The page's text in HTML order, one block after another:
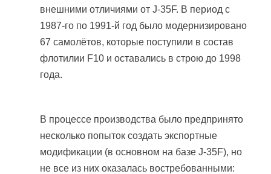
внешними отличиями от J-35F. В период с
1987-го по 1991-й год было модернизировано
67 самолётов, которые поступили в состав
флотилии F10 и оставались в строю до 1998
года.
В процессе производства было предпринято
несколько попыток создать экспортные
модификации (в основном на базе J-35F), но
не все из них оказалась востребованными: